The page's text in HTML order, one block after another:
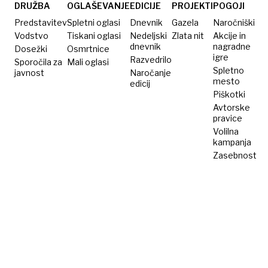
DRUŽBA
Predstavitev
Vodstvo
Dosežki
Sporočila za
javnost
OGLAŠEVANJE
Spletni oglasi
Tiskani oglasi
Osmrtnice
Mali oglasi
EDICIJE
Dnevnik
Nedeljski
dnevnik
Razvedrilo
Naročanje
edicij
PROJEKTI
Gazela
Zlata nit
POGOJI
Naročniški
Akcije in
nagradne
igre
Spletno
mesto
Piškotki
Avtorske
pravice
Volilna
kampanja
Zasebnost